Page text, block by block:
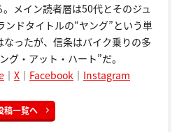
メイン読者層は50代とそのジュ
ンドタイトルの“ヤング”という単
ったが、信条はバイク乗りの多
グ・アット・ハート”だ。
｜ X ｜ Facebook ｜ Instagram
稿一覧へ